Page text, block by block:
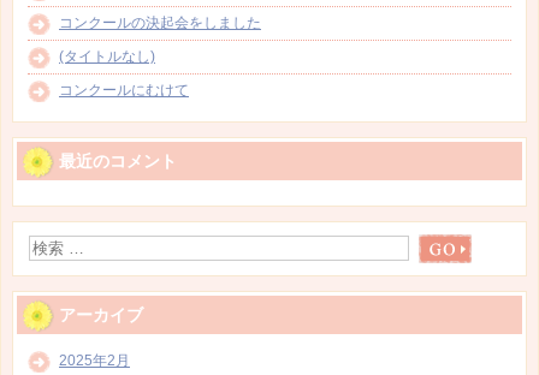
コンクールの決起会をしました
(タイトルなし)
コンクールにむけて
最近のコメント
アーカイブ
2025年2月